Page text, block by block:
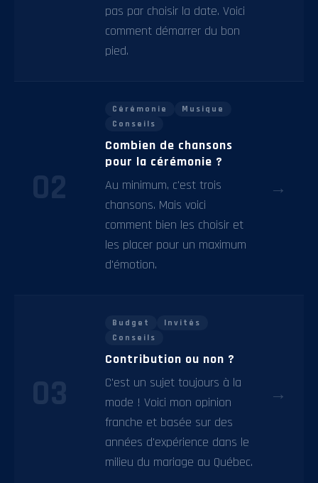
pas par choisir la date. Voici
comment démarrer du bon
pied.
02
Cérémonie
Musique
Conseils
Combien de chansons
pour la cérémonie ?
Au minimum, c'est trois
chansons. Mais voici
comment bien les choisir et
les placer pour un maximum
d'émotion.
→
Budget
Invités
Conseils
Contribution ou non ?
C'est un sujet toujours à la
mode ! Voici mon opinion
franche et basée sur des
années d'expérience dans le
milieu du mariage au Québec.
→